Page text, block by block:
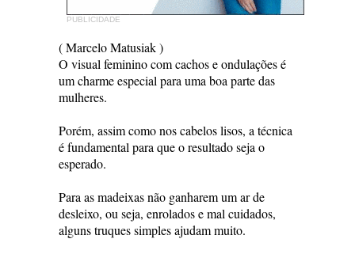
PUBLICIDADE
( Marcelo Matusiak )
O visual feminino com cachos e ondulações é
um charme especial para uma boa parte das
mulheres.
Porém, assim como nos cabelos lisos, a técnica
é fundamental para que o resultado seja o
esperado.
Para as madeixas não ganharem um ar de
desleixo, ou seja, enrolados e mal cuidados,
alguns truques simples ajudam muito.